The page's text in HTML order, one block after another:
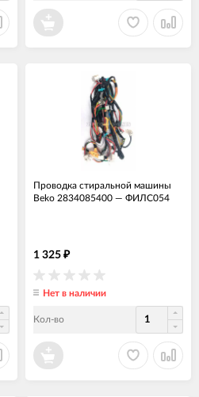
Проводка стиральной машины
Beko 2834085400 — ФИЛС054
1 325 ₽
Нет в наличии
Кол-во